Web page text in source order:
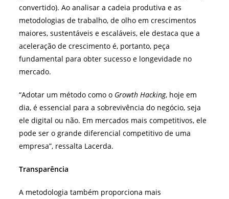
convertido). Ao analisar a cadeia produtiva e as
metodologias de trabalho, de olho em crescimentos
maiores, sustentáveis e escaláveis, ele destaca que a
aceleração de crescimento é, portanto, peça
fundamental para obter sucesso e longevidade no
mercado.
“Adotar um método como o Growth Hacking, hoje em
dia, é essencial para a sobrevivência do negócio, seja
ele digital ou não. Em mercados mais competitivos, ele
pode ser o grande diferencial competitivo de uma
empresa”, ressalta Lacerda.
Transparência
A metodologia também proporciona mais